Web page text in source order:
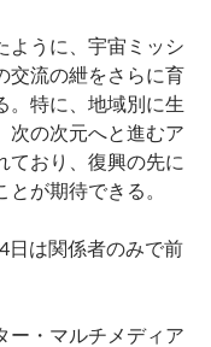
ように、宇宙ミッシ
交流の紲をさらに育
。特に、地域別に生
次の次元へと進むア
ており、復興の先に
が期待できる。
は関係者のみで前
ー・マルチメディア